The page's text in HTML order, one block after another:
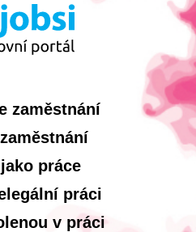
zaměstnání
práce
práci
v práci